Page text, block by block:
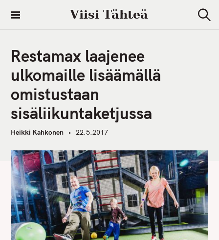
i
Viisi Tähteä
e
Restamax laajenee
ulkomaille lisäämällä
omistustaan
sisäliikuntaketjussa
Heikki Kahkonen 22.5.2017